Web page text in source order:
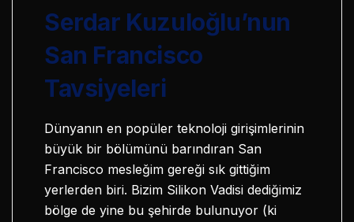
Serdar Kuzuloğlu’nun
San Francisco
Tavsiyeleri
Dünyanın en popüler teknoloji girişimlerinin
büyük bir bölümünü barındıran San
Francisco mesleğim gereği sık gittiğim
yerlerden biri. Bizim Silikon Vadisi dediğimiz
bölge de yine bu şehirde bulunuyor (ki